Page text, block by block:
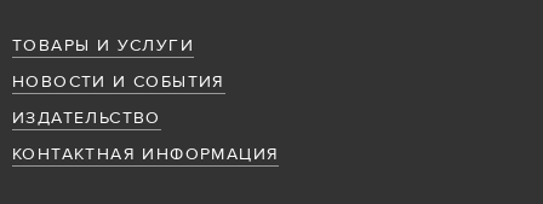
ТОВАРЫ И УСЛУГИ
НОВОСТИ И СОБЫТИЯ
ИЗДАТЕЛЬСТВО
КОНТАКТНАЯ ИНФОРМАЦИЯ